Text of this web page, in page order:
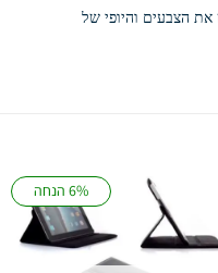
את הצבעים והיופי של
6% הנחה